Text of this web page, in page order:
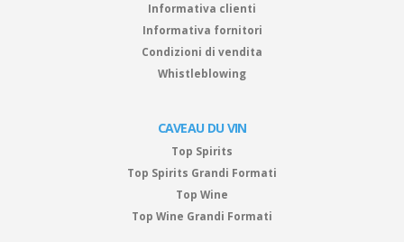
Informativa clienti
Informativa fornitori
Condizioni di vendita
Whistleblowing
CAVEAU DU VIN
Top Spirits
Top Spirits Grandi Formati
Top Wine
Top Wine Grandi Formati